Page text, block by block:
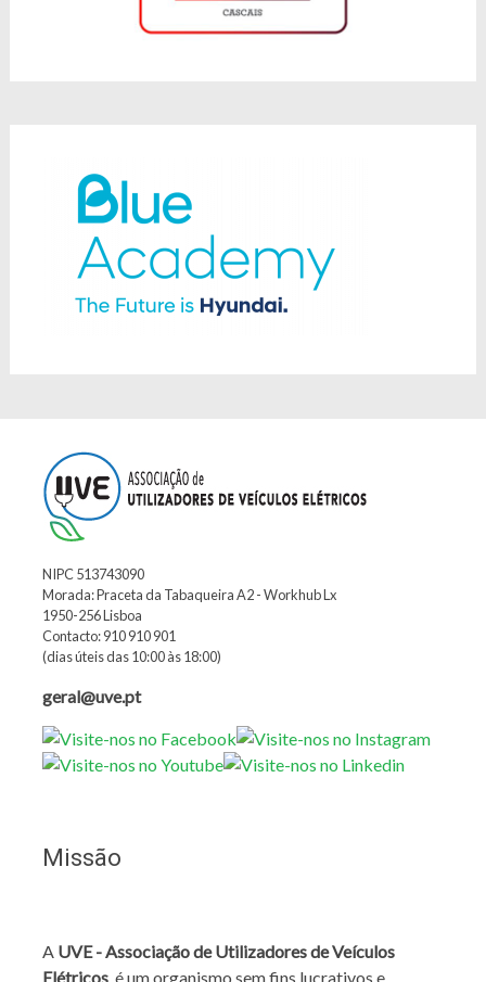
NIPC 513743090
Morada: Praceta da Tabaqueira A2 - Workhub Lx
1950-256 Lisboa
Contacto: 910 910 901
(dias úteis das 10:00 às 18:00)
geral@uve.pt
Missão
A UVE - Associação de Utilizadores de Veículos
Elétricos, é um organismo sem fins lucrativos e